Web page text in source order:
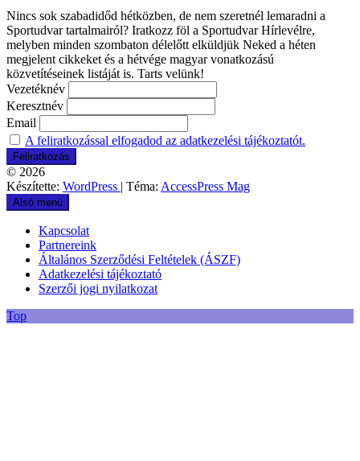
Nincs sok szabadidőd hétközben, de nem szeretnél lemaradni a
Sportudvar tartalmairól? Iratkozz föl a Sportudvar Hírlevélre,
melyben minden szombaton délelőtt elküldjük Neked a héten
megjelent cikkeket és a hétvége magyar vonatkozású
közvetítéseinek listáját is. Tarts velünk!
Vezetéknév
Keresztnév
Email
A feliratkozással elfogadod az adatkezelési tájékoztatót.
© 2026
Készítette: WordPress | Téma: AccessPress Mag
Alsó menü
Kapcsolat
Partnereink
Általános Szerződési Feltételek (ÁSZF)
Adatkezelési tájékoztató
Szerzői jogi nyilatkozat
Top